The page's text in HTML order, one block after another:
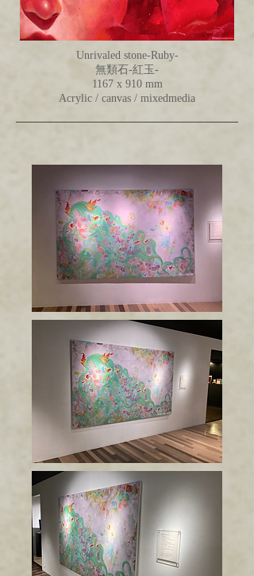
Unrivaled stone-Ruby-
無類石-紅玉-
1167 x 910 mm
Acrylic / canvas / mixedmedia